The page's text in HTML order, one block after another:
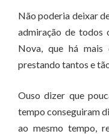
Não poderia deixar
admiração de todos
Nova, que há mais
prestando tantos e
Ouso dizer que
tempo conseguiram
ao mesmo tempo,